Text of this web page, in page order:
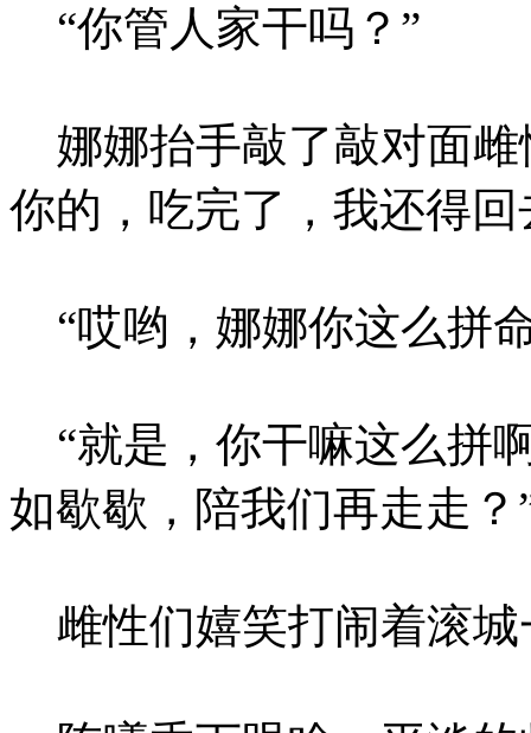
“你管人家干吗？”
娜娜抬手敲了敲对面雌
你的，吃完了，我还得回
“哎哟，娜娜你这么拼
“就是，你干嘛这么拼
如歇歇，陪我们再走走？
雌性们嬉笑打闹着滚城